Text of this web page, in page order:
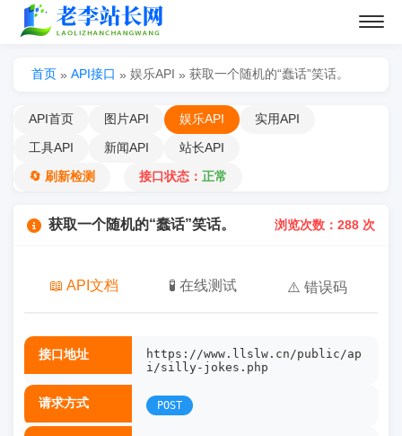
首页 » API接口 » 娱乐API » 获取一个随机的“蠢话”笑话。
API首页 图片API 娱乐API
实用API
工具API
新闻API
站长API
🔄 刷新检测
接口状态： 正常
获取一个随机的“蠢话”笑话。 浏览次数：288 次
📖 API文档 🧪 在线测试 ⚠️ 错误码
接口地址
https://www.llslw.cn/public/ap
i/silly-jokes.php
请求方式 POST